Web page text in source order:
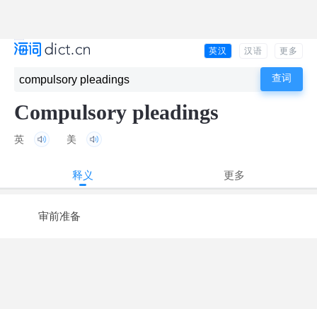
英汉 汉语 更多
Compulsory pleadings
英 美
释义 更多
审前准备